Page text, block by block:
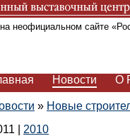
на неофициальном сайте
Новости О
» Новые
2010